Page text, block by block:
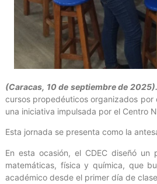
(Caracas, 10 de septiembre de 2025).
cursos propedéuticos organizados por
una iniciativa impulsada por el Centro
Esta jornada se presenta como la
En esta ocasión, el CDEC diseñó
matemáticas, física y química, que
académico desde el primer día de